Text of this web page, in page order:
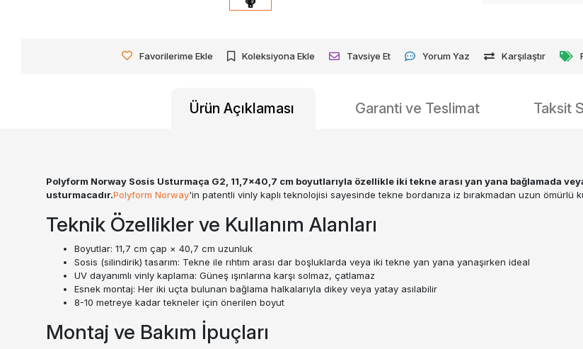
Favorilerime Ekle Koleksiyona Ekle Tavsiye Et Yorum Yaz Karşılaştır
Ürün Açıklaması Garanti ve Teslimat Taksit
Polyform Norway Sosis Usturmaça G2, 11,7×40,7 cm boyutlarıyla özellikle iki tekne arası yan yana bağlamada
usturmacadır.Polyform Norway'in patentli vinly kaplı teknolojisi sayesinde tekne bordanıza iz bırakmadan uzun ömürlü
Teknik Özellikler ve Kullanım Alanları
Boyutlar: 11,7 cm çap × 40,7 cm uzunluk
Sosis (silindirik) tasarım: Tekne ile rıhtım arası dar boşluklarda veya iki tekne yan yana yanaşırken ideal
UV dayanımlı vinly kaplama: Güneş ışınlarına karşı solmaz, çatlamaz
Esnek montaj: Her iki uçta bulunan bağlama halkalarıyla dikey veya yatay asılabilir
8-10 metreye kadar tekneler için önerilen boyut
Montaj ve Bakım İpuçları